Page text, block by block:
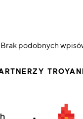
Brak podobnych